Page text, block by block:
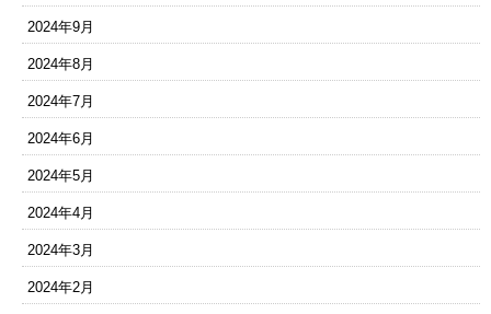
2024年9月
2024年8月
2024年7月
2024年6月
2024年5月
2024年4月
2024年3月
2024年2月